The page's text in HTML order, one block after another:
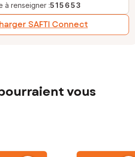
à renseigner :515653
SAFTI Connect
vous